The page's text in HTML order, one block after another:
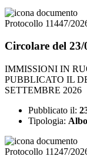
Protocollo 11447/
Circolare del 23/
IMMISSIONI IN
PUBBLICATO IL
SETTEMBRE 2026
Pubblicato il:
Tipologia:
Protocollo 11247/